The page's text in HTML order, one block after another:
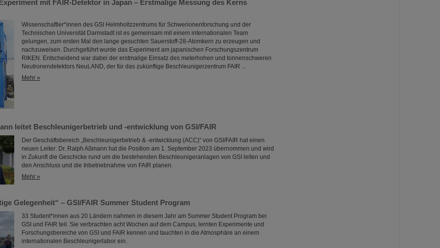
mit FAIR-Detektor in Japan – Erstmalige Messung des Kerns
Wissenschaftler*innen des GSI Helmholtzzentrums für Schwerionenforschung und der
Technischen Universität Darmstadt ist es gemeinsam mit einem internationalen Team
gelungen, zum ersten Mal den lange gesuchten Sauerstoff-28-Atomkern zu erzeugen und
nachzuweisen. Durchgeführt wurde das Experiment am japanischen Forschungszentrum
RIKEN. Entscheidend war dabei der erstmalige Einsatz des meterhohen und tonnenschweren
Neutronendetektors NeuLAND, der für das zukünftige Beschleunigerzentrum FAIR ...
Mehr »
leitet Beschleunigerbetrieb und -entwicklung von GSI/FAIR
Der Geschäftsbereich „Beschleunigerbetrieb & -entwicklung (ACC)“ von GSI/FAIR hat einen
neuen Leiter: Dr. Ralph Aßmann hat die Position am 1. September 2023 übernommen und wird
in Zukunft die Geschicke rund um die bestehenden Beschleunigeranlagen von GSI leiten und
den Anschluss und die Inbetriebnahme von FAIR planen.
Mehr »
Gelegenheit“ – GSI/FAIR Summer Student Program
33 Student*innen aus 20 Ländern nahmen in diesem Jahr am Summer Student Program bei
GSI und FAIR teil. Sie verbrachten acht Wochen auf dem Campus, lernten Experimente und
Forschungsbereiche von GSI und FAIR kennen und tauchten in die Atmosphäre an einem
internationalen Beschleunigerlabor ein.